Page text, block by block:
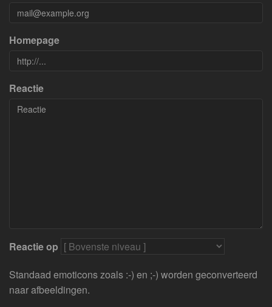
Homepage
Reactie
Reactie op
Standaad emoticons zoals :-) en ;-) worden geconverteerd
naar afbeeldingen.